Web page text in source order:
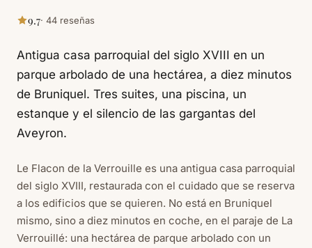
9.7· 44 reseñas
Antigua casa parroquial del siglo XVIII en un
parque arbolado de una hectárea, a diez minutos
de Bruniquel. Tres suites, una piscina, un
estanque y el silencio de las gargantas del
Aveyron.
Le Flacon de la Verrouille es una antigua casa parroquial
del siglo XVIII, restaurada con el cuidado que se reserva
a los edificios que se quieren. No está en Bruniquel
mismo, sino a diez minutos en coche, en el paraje de La
Verrouillé: una hectárea de parque arbolado con un